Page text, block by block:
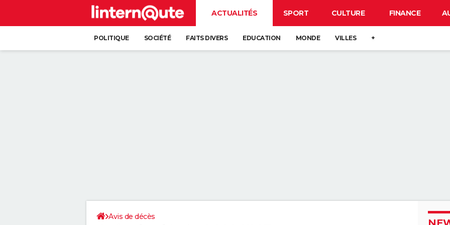
ACTUALITÉS SPORT CULTURE FINANCE
POLITIQUE SOCIÉTÉ FAITS DIVERS EDUCATION MONDE VILLES +
Avis de décès